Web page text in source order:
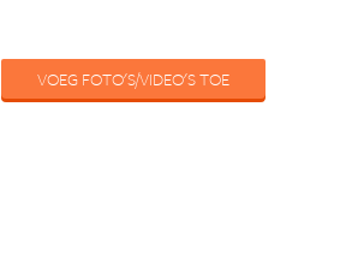
VOEG FOTO'S/VIDEO'S TOE